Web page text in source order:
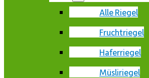
Alle Riegel
Fruchtriegel
Haferriegel
Müsliriegel